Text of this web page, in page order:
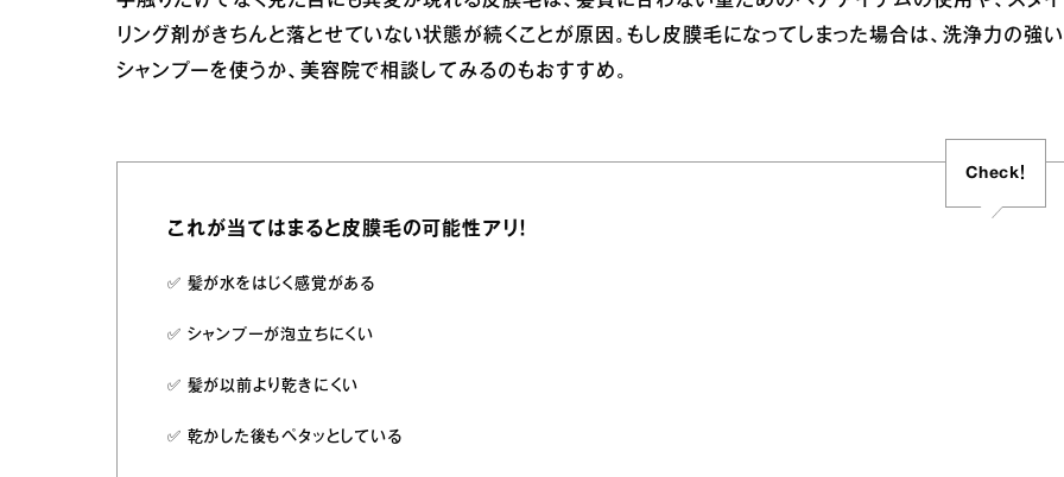
リング剤がきちんと落とせていない状態が続くことが原因。もし皮膜毛になってしまった場合は、洗浄力の強い
シャンプーを使うか、美容院で相談してみるのもおすすめ。
Check！
これが当てはまると皮膜毛の可能性アリ！
✅️ 髪が水をはじく感覚がある
✅️ シャンプーが泡立ちにくい
✅️ 髪が以前より乾きにくい
✅️ 乾かした後もペタッとしている